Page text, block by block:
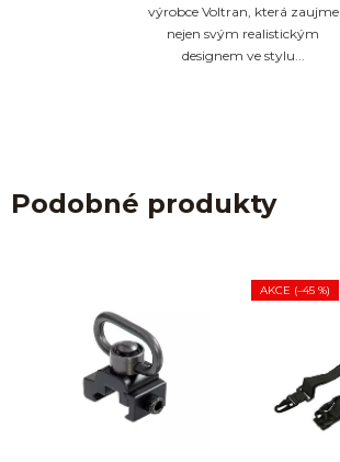
výrobce Voltran, která zaujme
nejen svým realistickým
designem ve stylu...
Podobné produkty
AKCE (–45 %)